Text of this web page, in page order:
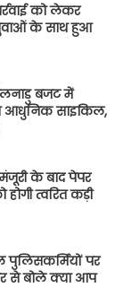
को लेकर
के साथ हुआ
बजट में
आधुनिक साइकिल,
मंजूरी के बाद पेपर
त्वरित कड़ी
पुलिसकर्मियों पर
से बोले क्या आप